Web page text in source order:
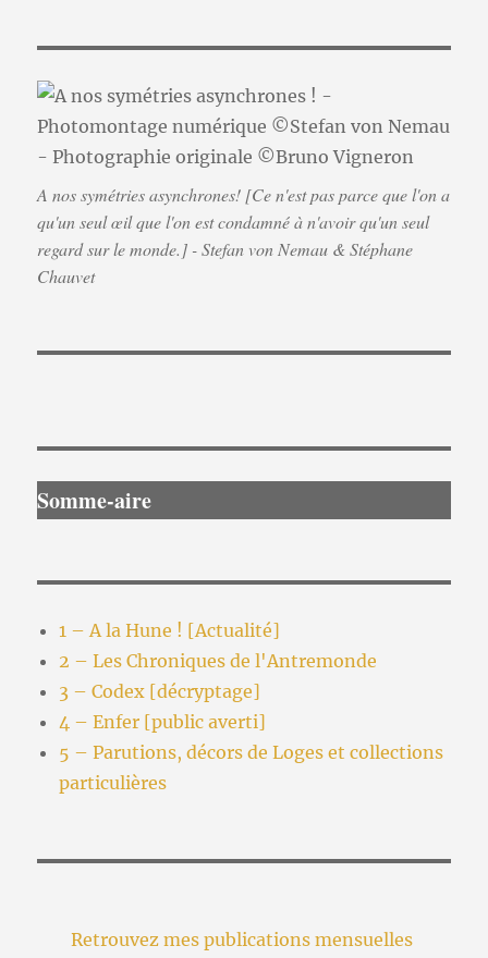
A nos symétries asynchrones! [Ce n'est pas parce que l'on a
qu'un seul œil que l'on est condamné à n'avoir qu'un seul
regard sur le monde.] - Stefan von Nemau & Stéphane
Chauvet
Somme-aire
1 – A la Hune ! [Actualité]
2 – Les Chroniques de l'Antremonde
3 – Codex [décryptage]
4 – Enfer [public averti]
5 – Parutions, décors de Loges et collections
particulières
Retrouvez mes publications mensuelles